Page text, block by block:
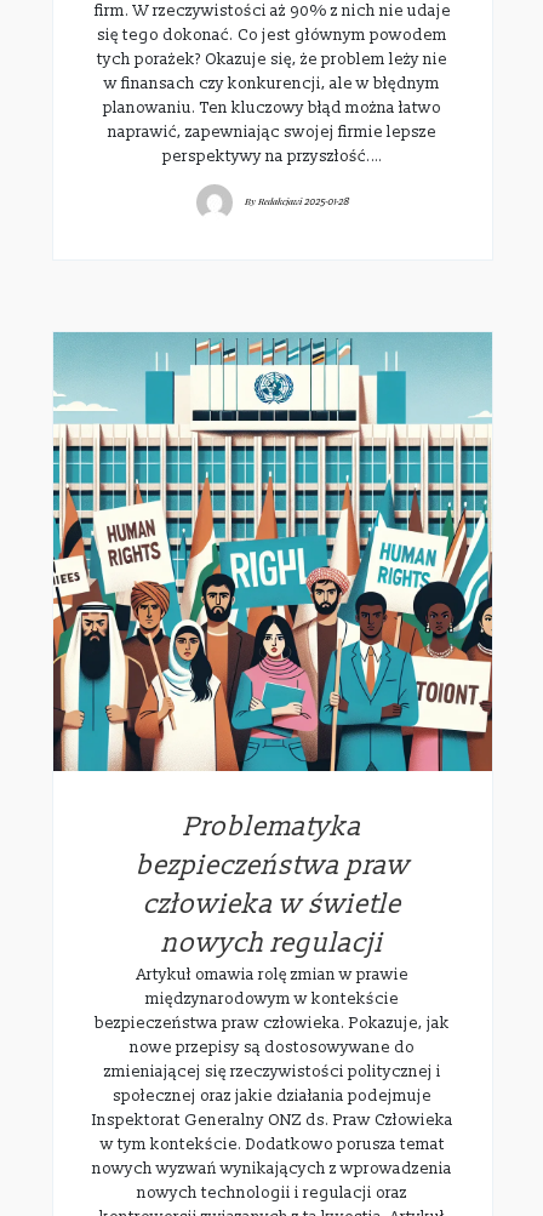
firm. W rzeczywistości aż 90% z nich nie udaje
się tego dokonać. Co jest głównym powodem
tych porażek? Okazuje się, że problem leży nie
w finansach czy konkurencji, ale w błędnym
planowaniu. Ten kluczowy błąd można łatwo
naprawić, zapewniając swojej firmie lepsze
perspektywy na przyszłość.…
ByRedakcjawi 2025-01-28
Problematyka
bezpieczeństwa praw
człowieka w świetle
nowych regulacji
Artykuł omawia rolę zmian w prawie
międzynarodowym w kontekście
bezpieczeństwa praw człowieka. Pokazuje, jak
nowe przepisy są dostosowywane do
zmieniającej się rzeczywistości politycznej i
społecznej oraz jakie działania podejmuje
Inspektorat Generalny ONZ ds. Praw Człowieka
w tym kontekście. Dodatkowo porusza temat
nowych wyzwań wynikających z wprowadzenia
nowych technologii i regulacji oraz